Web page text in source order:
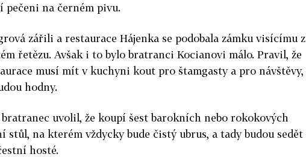
pečeni na černém pivu.
zářili a re­staurace Hájenka se podobala zámku visícímu z
řetězu. Avšak i to bylo bratranci Kocianovi málo. Pravil, že
musí mít v kuchyni kout pro štamgasty a pro návštěvy,
hodny.
bratranec uvolil, že koupí šest barokních nebo rokokových
stůl, na kterém vždycky bude čistý ubrus, a tady budou sedět
hosté.